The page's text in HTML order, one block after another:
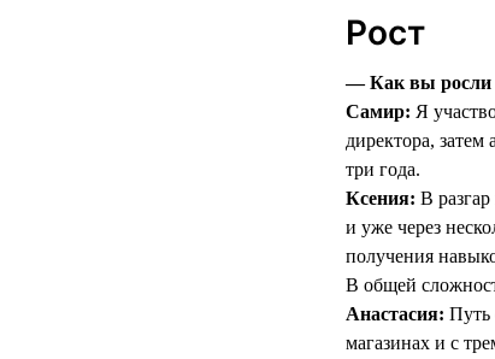
Рост
— Как вы росли
Самир: Я
директора,
три года.
Ксения: В
и уже через
получения
В общей
Анастасия: Путь
магазинах и с